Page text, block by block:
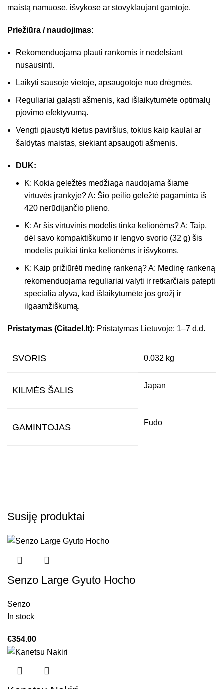
maistą namuose, išvykose ar stovyklaujant gamtoje.
Priežiūra / naudojimas:
Rekomenduojama plauti rankomis ir nedelsiant
nusausinti.
Laikyti sausoje vietoje, apsaugotoje nuo drėgmės.
Reguliariai galąsti ašmenis, kad išlaikytumėte optimalų
pjovimo efektyvumą.
Vengti pjaustyti kietus paviršius, tokius kaip kaulai ar
šaldytas maistas, siekiant apsaugoti ašmenis.
DUK:
K: Kokia geležtės medžiaga naudojama šiame
virtuvės įrankyje? A: Šio peilio geležtė pagaminta iš
420 nerūdijančio plieno.
K: Ar šis virtuvinis modelis tinka kelionėms? A: Taip,
dėl savo kompaktiškumo ir lengvo svorio (32 g) šis
modelis puikiai tinka kelionėms ir išvykoms.
K: Kaip prižiūrėti medinę rankeną? A: Medinę rankeną
rekomenduojama reguliariai valyti ir retkarčiais patepti
specialia alyva, kad išlaikytumėte jos grožį ir
ilgaamžiškumą.
Pristatymas (Citadel.lt): Pristatymas Lietuvoje: 1–7 d.d.
SVORIS 0.032 kg
KILMĖS ŠALIS Japan
GAMINTOJAS Fudo
Susiję produktai
Senzo Large Gyuto Hocho
Senzo
In stock
€354.00